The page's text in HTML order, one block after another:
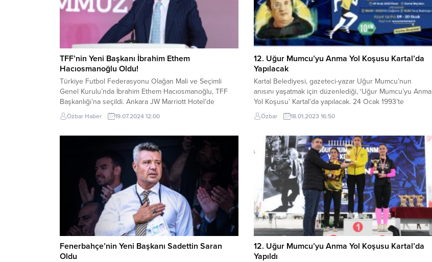
TFF’nin Yeni Başkanı İbrahim Ethem
Hacıosmanoğlu Oldu!
Türkiye Futbol Federasyonu Olağan Mali ve Seçimli
Genel Kurulu’nda İbrahim Ethem Hacıosmanoğlu, TFF
Başkanlığı’na seçildi. Ankara JW Marriott Hotel’de
düzenlenen toplantı 261 delegenin imzasıyla açıldı.
Toplam 146 oyla divan başkanlığına Türkiye Büyük Millet
Trendyol 1. Lig ekibi Iğdır Futbol Kulübü Başkanı Cantürk
Özbar Haber 19.07.2024 12:00
12. Uğur Mumcu’yu Anma Yol Koşusu Kartal’da
Yapılacak
Kartal Belediyesi, gazeteci-yazar Uğur Mumcu’nun
anısını yaşatmak için düzenlediği, ‘Uğur Mumcu’yu Anma
Yol Koşusu’ Kartal’da yapılacak. 24 Ocak 1993’te
Ankara’daki evinin önünde arabasına yerleştirilen
bombanın patlaması sonucu suikasta kurban giden
Kartal Belediyesi tarafından başlatılan ve bu yıl 12’ncisi
düzenlenecek olan ‘Uğur Mumcu’yu Anma Yol...
Özbar 18.01.2023 16:50
Fenerbahçe’nin Yeni Başkanı Sadettin Saran
Oldu
12. Uğur Mumcu’yu Anma Yol Koşusu Kartal’da
Yapıldı